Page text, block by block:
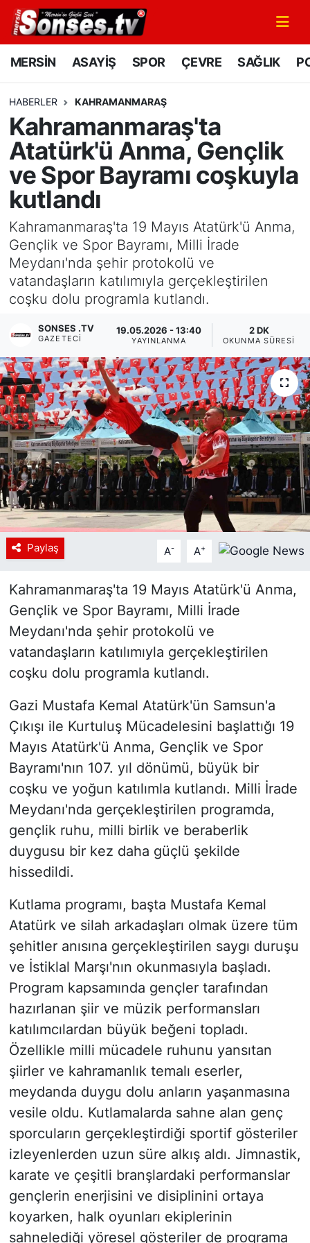
MERSİN ASAYİŞ SPOR ÇEVRE SAĞLIK
HABERLER KAHRAMANMARAŞ
Kahramanmaraş'ta
Atatürk'ü Anma, Gençlik
ve Spor Bayramı coşkuyla
kutlandı
Kahramanmaraş'ta 19 Mayıs Atatürk'ü Anma,
Gençlik ve Spor Bayramı, Milli İrade
Meydanı'nda şehir protokolü ve
vatandaşların katılımıyla gerçekleştirilen
coşku dolu programla kutlandı.
SONSES .TV
GAZETECI
19.05.2026 - 13:40
YAYINLANMA
2 DK
OKUNMA SÜRESI
Paylaş A- A+
Kahramanmaraş'ta 19 Mayıs Atatürk'ü Anma,
Gençlik ve Spor Bayramı, Milli İrade
Meydanı'nda şehir protokolü ve
vatandaşların katılımıyla gerçekleştirilen
coşku dolu programla kutlandı.
Gazi Mustafa Kemal Atatürk'ün Samsun'a
Çıkışı ile Kurtuluş Mücadelesini başlattığı 19
Mayıs Atatürk'ü Anma, Gençlik ve Spor
Bayramı'nın 107. yıl dönümü, büyük bir
coşku ve yoğun katılımla kutlandı. Milli İrade
Meydanı'nda gerçekleştirilen programda,
gençlik ruhu, milli birlik ve beraberlik
duygusu bir kez daha güçlü şekilde
hissedildi.
Kutlama programı, başta Mustafa Kemal
Atatürk ve silah arkadaşları olmak üzere tüm
şehitler anısına gerçekleştirilen saygı duruşu
ve İstiklal Marşı'nın okunmasıyla başladı.
Program kapsamında gençler tarafından
hazırlanan şiir ve müzik performansları
katılımcılardan büyük beğeni topladı.
Özellikle milli mücadele ruhunu yansıtan
şiirler ve kahramanlık temalı eserler,
meydanda duygu dolu anların yaşanmasına
vesile oldu. Kutlamalarda sahne alan genç
sporcuların gerçekleştirdiği sportif gösteriler
izleyenlerden uzun süre alkış aldı. Jimnastik,
karate ve çeşitli branşlardaki performanslar
gençlerin enerjisini ve disiplinini ortaya
koyarken, halk oyunları ekiplerinin
sahnelediği yöresel gösteriler de programa
MERSİN
SPOR
GÜNÜN MANŞETİ
DÜNYA
KÜLTÜR - SANAT
MAGAZİN
SAĞLIK
Siyaset
YEREL HABER
Haberde insan
Tanıtım
Mersin Nöbetçi Eczaneler
Mersin Namaz Vakitleri
Mersin Trafik Yoğunluk Haritası
Süper Lig Puan Durumu ve Fikstür
Tüm Manşetler
Son Dakika Haberleri
Haber Arşivi